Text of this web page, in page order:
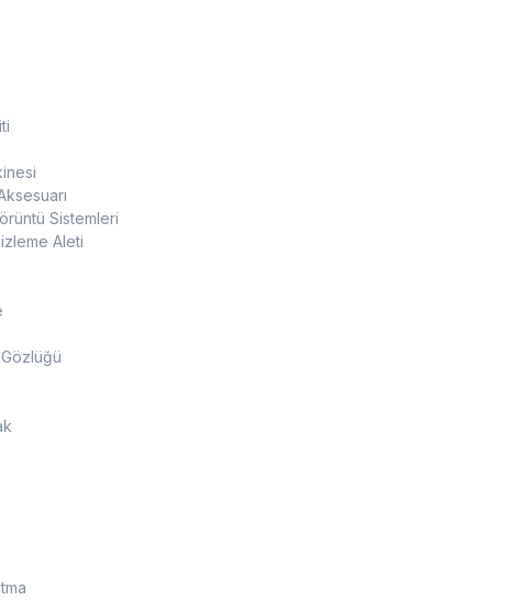
Sistemleri
Aleti